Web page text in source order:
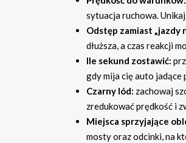
sytuacja ruchowa.
Odstęp zamiast „jazdy
dłuższa, a czas reakcji
Ile sekund zostawić:
gdy mija cię auto jadące
Czarny lód: zachowaj
zredukować prędkość i
Miejsca sprzyjające
mosty oraz odcinki, na